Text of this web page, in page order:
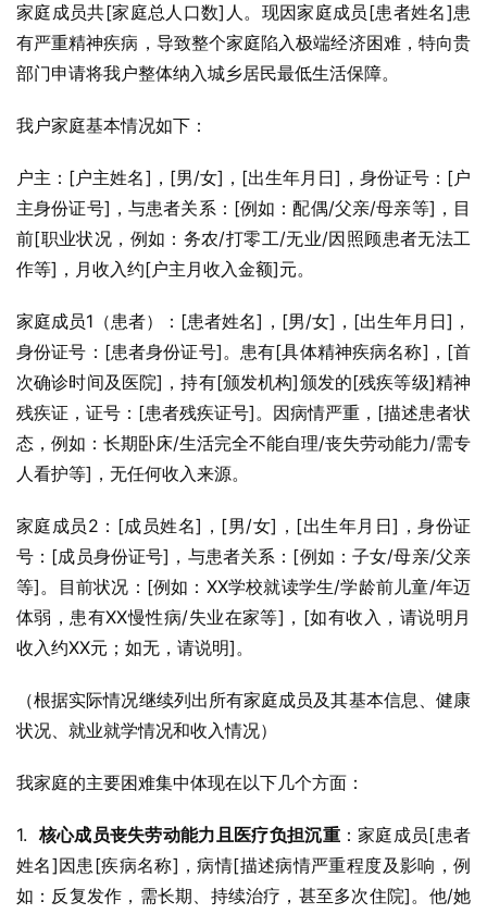
家庭成员共[家庭总人口数]人。现因家庭成员[患者姓名]患
有严重精神疾病，导致整个家庭陷入极端经济困难，特向贵
部门申请将我户整体纳入城乡居民最低生活保障。
我户家庭基本情况如下：
户主：[户主姓名]，[男/女]，[出生年月日]，身份证号：[户
主身份证号]，与患者关系：[例如：配偶/父亲/母亲等]，目
前[职业状况，例如：务农/打零工/无业/因照顾患者无法工
作等]，月收入约[户主月收入金额]元。
家庭成员1（患者）：[患者姓名]，[男/女]，[出生年月日]，
身份证号：[患者身份证号]。患有[具体精神疾病名称]，[首
次确诊时间及医院]，持有[颁发机构]颁发的[残疾等级]精神
残疾证，证号：[患者残疾证号]。因病情严重，[描述患者状
态，例如：长期卧床/生活完全不能自理/丧失劳动能力/需专
人看护等]，无任何收入来源。
家庭成员2：[成员姓名]，[男/女]，[出生年月日]，身份证
号：[成员身份证号]，与患者关系：[例如：子女/母亲/父亲
等]。目前状况：[例如：XX学校就读学生/学龄前儿童/年迈
体弱，患有XX慢性病/失业在家等]，[如有收入，请说明月
收入约XX元；如无，请说明]。
（根据实际情况继续列出所有家庭成员及其基本信息、健康
状况、就业就学情况和收入情况）
我家庭的主要困难集中体现在以下几个方面：
1. 核心成员丧失劳动能力且医疗负担沉重：家庭成员[患者
姓名]因患[疾病名称]，病情[描述病情严重程度及影响，例
如：反复发作，需长期、持续治疗，甚至多次住院]。他/她